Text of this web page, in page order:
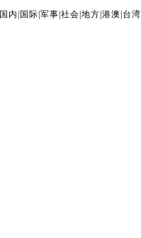
国内 国际 军事 社会 地方 港澳 台湾